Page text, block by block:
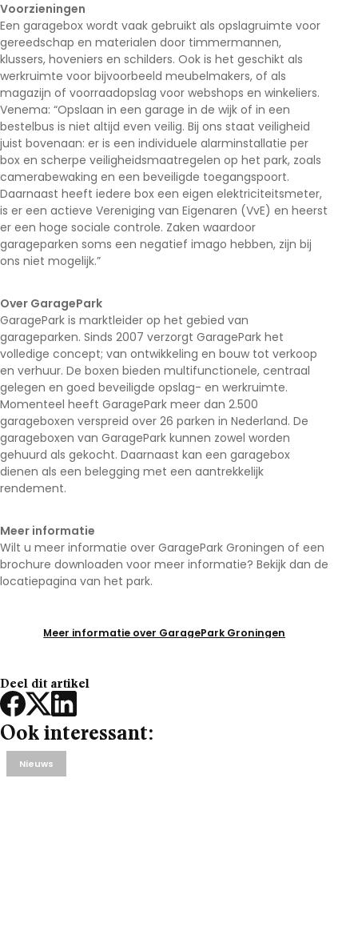
Voorzieningen
Een garagebox wordt vaak gebruikt als opslagruimte voor
gereedschap en materialen door timmermannen,
klussers, hoveniers en schilders. Ook is het geschikt als
werkruimte voor bijvoorbeeld meubelmakers, of als
magazijn of voorraadopslag voor webshops en winkeliers.
Venema: “Opslaan in een garage in de wijk of in een
bestelbus is niet altijd even veilig. Bij ons staat veiligheid
juist bovenaan: er is een individuele alarminstallatie per
box en scherpe veiligheidsmaatregelen op het park, zoals
camerabewaking en een beveiligde toegangspoort.
Daarnaast heeft iedere box een eigen elektriciteitsmeter,
is er een actieve Vereniging van Eigenaren (VvE) en heerst
er een hoge sociale controle. Zaken waardoor
garageparken soms een negatief imago hebben, zijn bij
ons niet mogelijk.”
Over GaragePark
GaragePark is marktleider op het gebied van
garageparken. Sinds 2007 verzorgt GaragePark het
volledige concept; van ontwikkeling en bouw tot verkoop
en verhuur. De boxen bieden multifunctionele, centraal
gelegen en goed beveiligde opslag- en werkruimte.
Momenteel heeft GaragePark meer dan 2.500
garageboxen verspreid over 26 parken in Nederland. De
garageboxen van GaragePark kunnen zowel worden
gehuurd als gekocht. Daarnaast kan een garagebox
dienen als een belegging met een aantrekkelijk
rendement.
Meer informatie
Wilt u meer informatie over GaragePark Groningen of een
brochure downloaden voor meer informatie? Bekijk dan de
locatiepagina van het park.
Meer informatie over GaragePark Groningen
Deel dit artikel
Ook interessant:
Nieuws